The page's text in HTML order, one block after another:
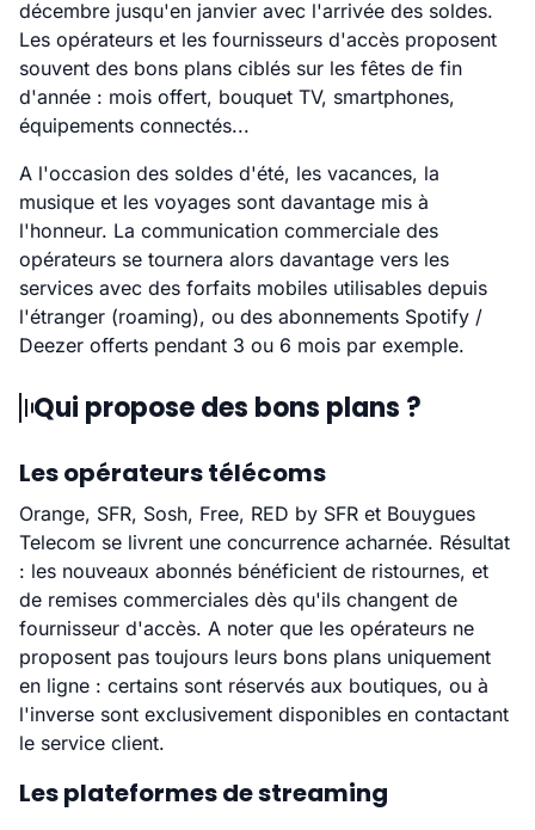
décembre jusqu'en janvier avec l'arrivée des soldes.
Les opérateurs et les fournisseurs d'accès proposent
souvent des bons plans ciblés sur les fêtes de fin
d'année : mois offert, bouquet TV, smartphones,
équipements connectés...
A l'occasion des soldes d'été, les vacances, la
musique et les voyages sont davantage mis à
l'honneur. La communication commerciale des
opérateurs se tournera alors davantage vers les
services avec des forfaits mobiles utilisables depuis
l'étranger (roaming), ou des abonnements Spotify /
Deezer offerts pendant 3 ou 6 mois par exemple.
Qui propose des bons plans ?
Les opérateurs télécoms
Orange, SFR, Sosh, Free, RED by SFR et Bouygues
Telecom se livrent une concurrence acharnée. Résultat
: les nouveaux abonnés bénéficient de ristournes, et
de remises commerciales dès qu'ils changent de
fournisseur d'accès. A noter que les opérateurs ne
proposent pas toujours leurs bons plans uniquement
en ligne : certains sont réservés aux boutiques, ou à
l'inverse sont exclusivement disponibles en contactant
le service client.
Les plateformes de streaming